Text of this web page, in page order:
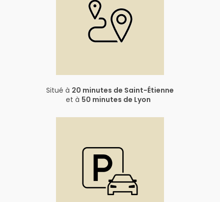
Situé à 20 minutes de Saint-Étienne
et à 50 minutes de Lyon